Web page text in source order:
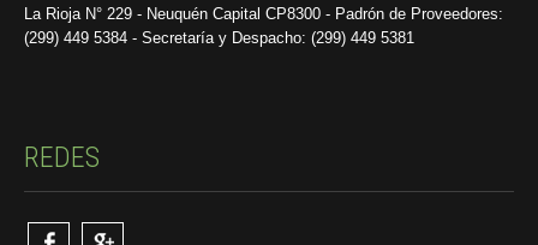
La Rioja N° 229 - Neuquén Capital CP8300 - Padrón de Proveedores:
(299) 449 5384 - Secretaría y Despacho: (299) 449 5381
REDES